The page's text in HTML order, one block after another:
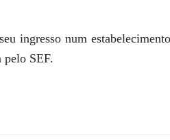
ingresso num
pelo SEF.